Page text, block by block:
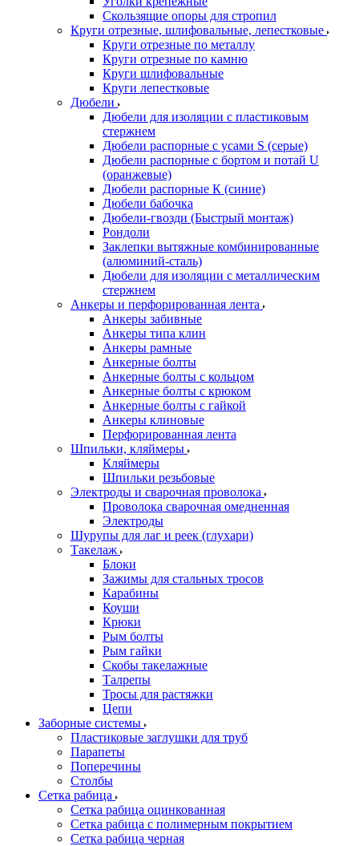
Скользящие опоры для стропил
Круги отрезные, шлифовальные, лепестковые
Круги отрезные по металлу
Круги отрезные по камню
Круги шлифовальные
Круги лепестковые
Дюбели
Дюбели для изоляции с пластиковым
стержнем
Дюбели распорные с усами S (серые)
Дюбели распорные c бортом и потай U
(оранжевые)
Дюбели распорные К (синие)
Дюбели бабочка
Дюбели-гвозди (Быстрый монтаж)
Рондоли
Заклепки вытяжные комбинированные
(алюминий-сталь)
Дюбели для изоляции с металлическим
стержнем
Анкеры и перфорированная лента
Анкеры забивные
Анкеры типа клин
Анкеры рамные
Анкерные болты
Анкерные болты с кольцом
Анкерные болты с крюком
Анкерные болты с гайкой
Анкеры клиновые
Перфорированная лента
Шпильки, кляймеры
Кляймеры
Шпильки резьбовые
Электроды и сварочная проволока
Проволока сварочная омедненная
Электроды
Шурупы для лаг и реек (глухари)
Такелаж
Блоки
Зажимы для стальных тросов
Карабины
Коуши
Крюки
Рым болты
Рым гайки
Скобы такелажные
Талрепы
Тросы для растяжки
Цепи
Заборные системы
Пластиковые заглушки для труб
Парапеты
Поперечины
Столбы
Сетка рабица
Сетка рабица оцинкованная
Сетка рабица с полимерным покрытием
Сетка рабица черная